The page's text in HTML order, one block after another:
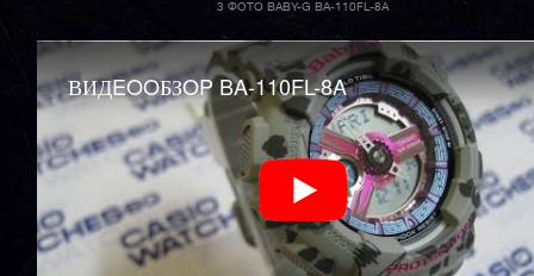
3 ФОТО BABY-G BA-110FL-8A
ВИДEOOБЗOP BA-110FL-8A